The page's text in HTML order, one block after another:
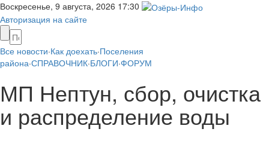
Воскресенье, 9 августа, 2026 17:30
Авторизация на сайте
Все новости·Как доехать·Поселения
района·СПРАВОЧНИК·БЛОГИ·ФОРУМ
МП Нептун, сбор, очистка
и распределение воды